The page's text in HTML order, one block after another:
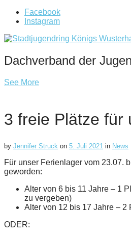
Facebook
Instagram
Dachverband der
See More
3 freie Plätze für
by Jennifer Struck on 5. Juli 2021 in News
Für unser Ferienlager vom 23.07.
geworden:
Alter von 6 bis 11 Jahre – 1
zu vergeben)
Alter von 12 bis 17 Jahre – 2
ODER: